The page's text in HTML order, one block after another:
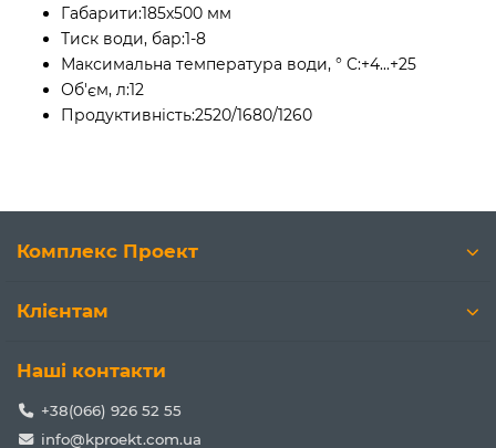
Габарити:185х500 мм
Тиск води, бар:1-8
Максимальна температура води, ° C:+4...+25
Об'єм, л:12
Продуктивність:2520/1680/1260
Комплекс Проект
Клієнтам
Наші контакти
+38(066) 926 52 55
info@kproekt.com.ua